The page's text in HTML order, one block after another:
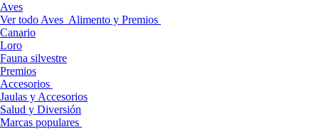
Aves
Ver todo Aves Alimento y Premios
Canario
Loro
Fauna silvestre
Premios
Accesorios
Jaulas y Accesorios
Salud y Diversión
Marcas populares